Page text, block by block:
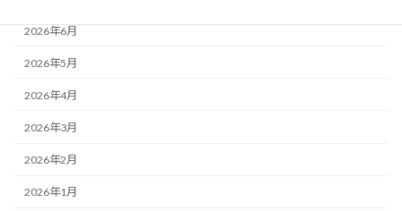
2026年6月
2026年5月
2026年4月
2026年3月
2026年2月
2026年1月